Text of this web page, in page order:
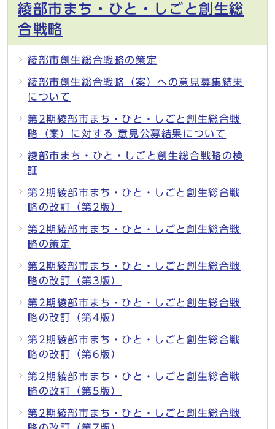
綾部市まち・ひと・しごと創生総
合戦略
綾部市創生総合戦略の策定
綾部市創生総合戦略（案）への意見募集結果
について
第2期綾部市まち・ひと・しごと創生総合戦
略（案）に対する 意見公募結果について
綾部市まち・ひと・しごと創生総合戦略の検
証
第2期綾部市まち・ひと・しごと創生総合戦
略の改訂（第2版）
第2期綾部市まち・ひと・しごと創生総合戦
略の策定
第2期綾部市まち・ひと・しごと創生総合戦
略の改訂（第3版）
第2期綾部市まち・ひと・しごと創生総合戦
略の改訂（第4版）
第2期綾部市まち・ひと・しごと創生総合戦
略の改訂（第6版）
第2期綾部市まち・ひと・しごと創生総合戦
略の改訂（第5版）
第2期綾部市まち・ひと・しごと創生総合戦